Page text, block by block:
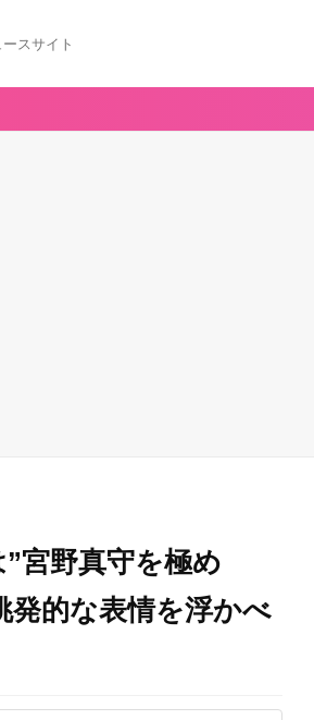
スサイト
”宮野真守を極め
発的な表情を浮かべ